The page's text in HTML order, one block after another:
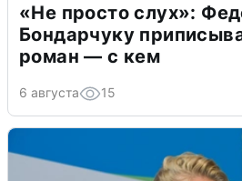
«Не просто слух»:
Бондарчуку
роман — с кем
6 августа 15